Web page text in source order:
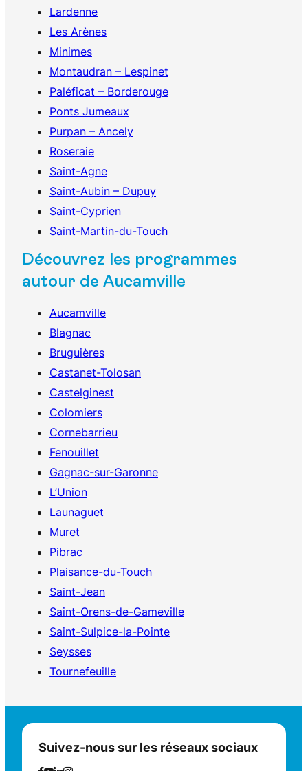
Lardenne
Les Arènes
Minimes
Montaudran – Lespinet
Paléficat – Borderouge
Ponts Jumeaux
Purpan – Ancely
Roseraie
Saint-Agne
Saint-Aubin – Dupuy
Saint-Cyprien
Saint-Martin-du-Touch
Découvrez les programmes
autour de Aucamville
Aucamville
Blagnac
Bruguières
Castanet-Tolosan
Castelginest
Colomiers
Cornebarrieu
Fenouillet
Gagnac-sur-Garonne
L’Union
Launaguet
Muret
Pibrac
Plaisance-du-Touch
Saint-Jean
Saint-Orens-de-Gameville
Saint-Sulpice-la-Pointe
Seysses
Tournefeuille
Suivez-nous sur les réseaux sociaux